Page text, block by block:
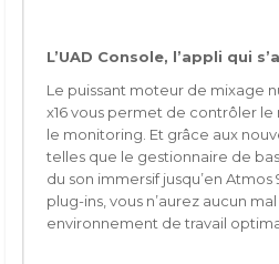
L’UAD Console, l’appli qui
Le puissant moteur de mixage
x16 vous permet de contrôler
le monitoring. Et grâce aux
telles que le gestionnaire de
du son immersif jusqu’en Atmos
plug-ins, vous n’aurez aucun
environnement de travail